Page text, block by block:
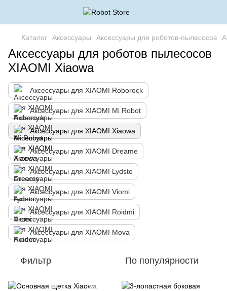
Каталог Аксессуары Аксессуары для роботов-пылесосов
Аксессуары для роботов пылесосов
XIAOMI Xiaowa
Аксессуары для XIAOMI Roborock
Аксессуары для XIAOMI Mi Robot
Аксессуары для XIAOMI Xiaowa
Аксессуары для XIAOMI Dreame
Аксессуары для XIAOMI Lydsto
Аксессуары для XIAOMI Viomi
Аксессуары для XIAOMI Roidmi
Аксессуары для XIAOMI Mova
Фильтр По популярности